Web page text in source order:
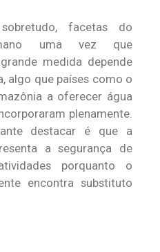
facetas do
uma vez que
medida depende
algo que países como o
a oferecer água
plenamente.
destacar é que a
a segurança de
porquanto o
encontra substituto